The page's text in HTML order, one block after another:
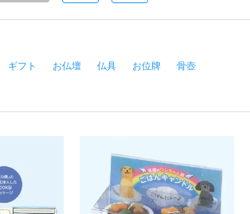
ギフト お仏壇 仏具 お位牌
骨壺